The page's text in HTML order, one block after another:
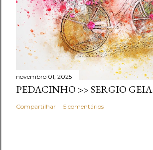
novembro 01, 2025
PEDACINHO >> SERGIO GEIA
Compartilhar 5 comentários